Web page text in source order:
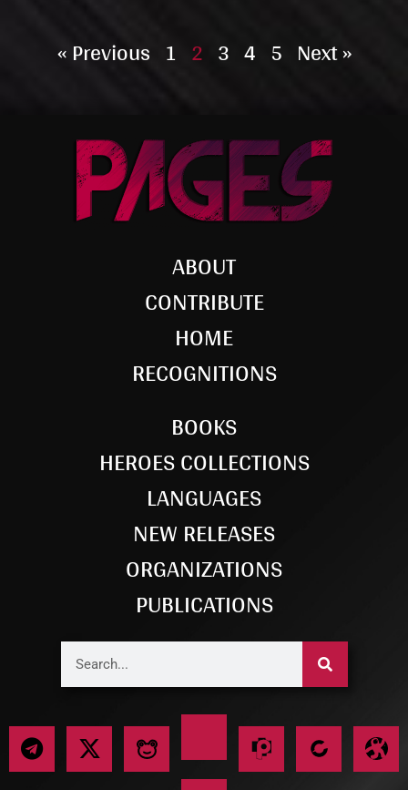
« Previous 1 2 3 4 5 Next »
ABOUT
CONTRIBUTE
HOME
RECOGNITIONS
BOOKS
HEROES COLLECTIONS
LANGUAGES
NEW RELEASES
ORGANIZATIONS
PUBLICATIONS